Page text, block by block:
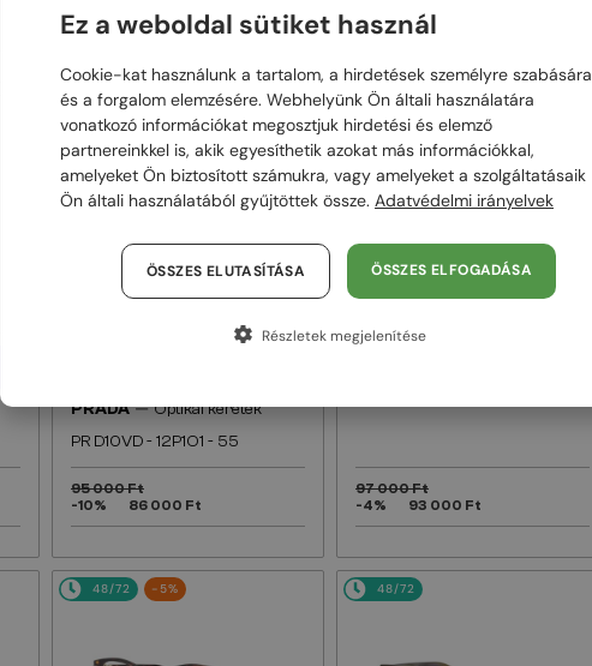
95 000 Ft
-8%
88 000 Ft
95 000 Ft
-8%
88 000 Ft
48/72
PRADA—Optikai keretek
PR D10VD - 12P1O1 - 55
95 000 Ft
-10%
86 000 Ft
97 000 Ft
-4%
93 000 Ft
48/72 -5% 48/72
Ez a weboldal sütiket használ
Cookie-kat használunk a tartalom, a hirdetések személyre szabására
és a forgalom elemzésére. Webhelyünk Ön általi használatára
vonatkozó információkat megosztjuk hirdetési és elemző
partnereinkkel is, akik egyesíthetik azokat más információkkal,
amelyeket Ön biztosított számukra, vagy amelyeket a szolgáltatásaik
Ön általi használatából gyűjtöttek össze. Adatvédelmi irányelvek
ÖSSZES ELFOGADÁSA
ÖSSZES ELUTASÍTÁSA
Részletek megjelenítése